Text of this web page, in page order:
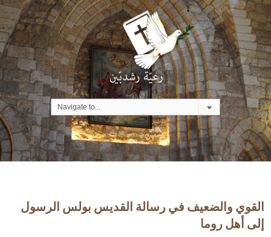
القوي والضعيف في رسالة القديس بولس الرسول
إلى أهل روما